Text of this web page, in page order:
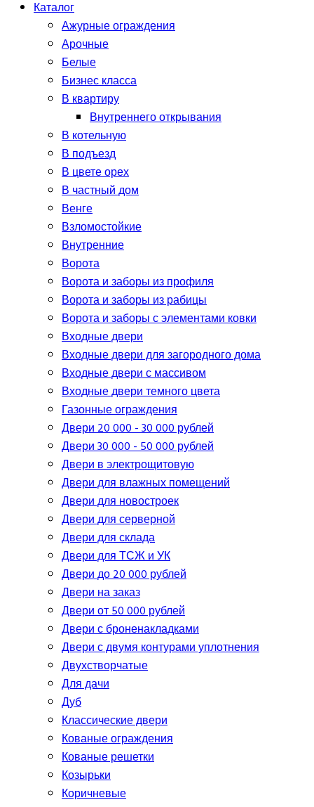
Каталог
Ажурные ограждения
Арочные
Белые
Бизнес класса
В квартиру
Внутреннего открывания
В котельную
В подъезд
В цвете орех
В частный дом
Венге
Взломостойкие
Внутренние
Ворота
Ворота и заборы из профиля
Ворота и заборы из рабицы
Ворота и заборы с элементами ковки
Входные двери
Входные двери для загородного дома
Входные двери с массивом
Входные двери темного цвета
Газонные ограждения
Двери 20 000 - 30 000 рублей
Двери 30 000 - 50 000 рублей
Двери в электрощитовую
Двери для влажных помещений
Двери для новостроек
Двери для серверной
Двери для склада
Двери для ТСЖ и УК
Двери до 20 000 рублей
Двери на заказ
Двери от 50 000 рублей
Двери с броненакладками
Двери с двумя контурами уплотнения
Двухстворчатые
Для дачи
Дуб
Классические двери
Кованые ограждения
Кованые решетки
Козырьки
Коричневые